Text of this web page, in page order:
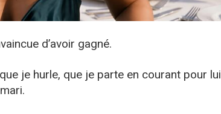
d’avoir gagné.
je hurle, que je parte en courant pour lui